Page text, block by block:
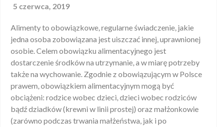
5 czerwca, 2019
Alimenty to obowiązkowe, regularne świadczenie, jakie
jedna osoba zobowiązana jest uiszczać innej, uprawnionej
osobie. Celem obowiązku alimentacyjnego jest
dostarczenie środków na utrzymanie, a w miarę potrzeby
także na wychowanie. Zgodnie z obowiązującym w Polsce
prawem, obowiązkiem alimentacyjnym mogą być
obciążeni: rodzice wobec dzieci, dzieci wobec rodziców
bądź dziadków (krewni w linii prostej) oraz małżonkowie
(zarówno podczas trwania małżeństwa, jak i po